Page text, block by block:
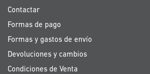
Contactar
Formas de pago
Formas y gastos de envío
Devoluciones y cambios
Condiciones de Venta